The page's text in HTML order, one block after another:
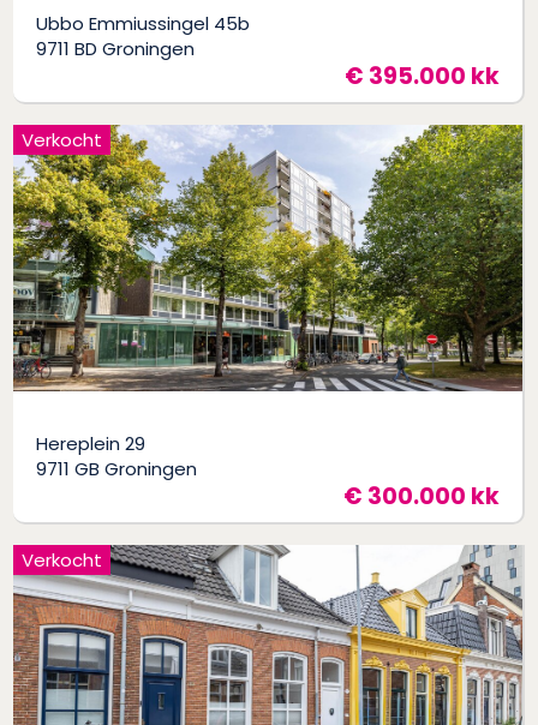
Ubbo Emmiussingel 45b
9711 BD Groningen
€ 395.000 kk
Hereplein 29
9711 GB Groningen
€ 300.000 kk
Verkocht
Verkocht